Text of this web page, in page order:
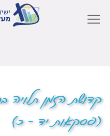
קדושת הזמן תלויה
(פסקאות יד – כ)